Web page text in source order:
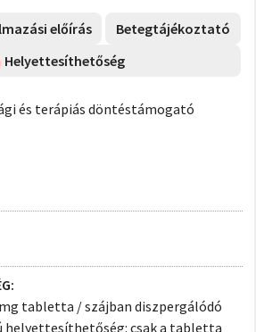
előírás
Betegtájékoztató
Helyettesíthetőség
és terápiás döntéstámogató
tabletta / szájban diszpergálódó
csak a tabletta